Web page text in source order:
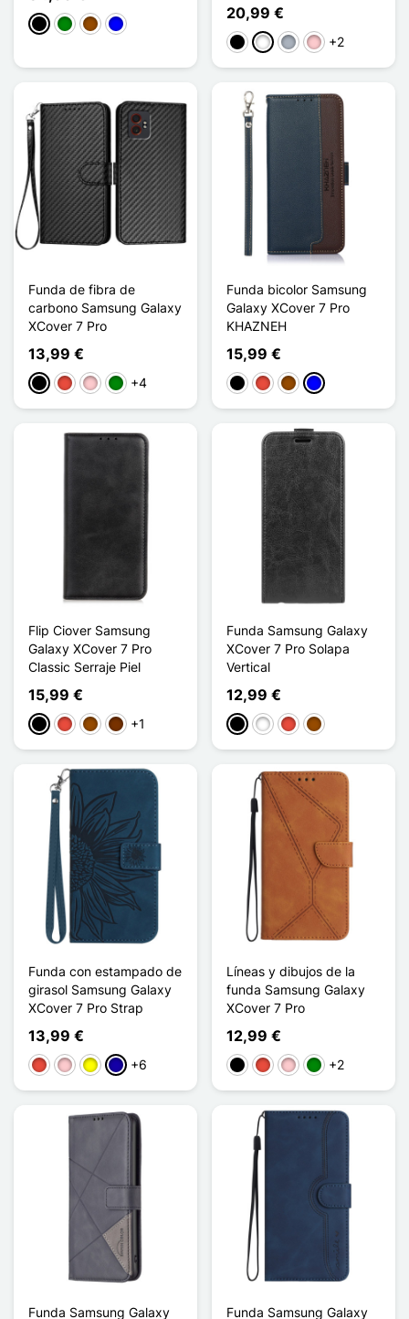
NegroVerdeMarrón
Azul
20,99 €
NegroBlanco
Gris Rosa+2
Funda de fibra de
carbono Samsung Galaxy
XCover 7 Pro
13,99 €
NegroRojoRosaVerde
+4
Funda bicolor Samsung
Galaxy XCover 7 Pro
KHAZNEH
15,99 €
NegroRojoMarrón
Azul
Flip Ciover Samsung
Galaxy XCover 7 Pro
Classic Serraje Piel
15,99 €
NegroRojoMarrónCafé+1
Funda Samsung Galaxy
XCover 7 Pro Solapa
Vertical
12,99 €
NegroBlancoRojoMarrón
Funda con estampado de
girasol Samsung Galaxy
XCover 7 Pro Strap
13,99 €
RojoRosaAmarilloAzul oscuro
+6
Líneas y dibujos de la
funda Samsung Galaxy
XCover 7 Pro
12,99 €
NegroRojoRosaVerde
+2
Funda Samsung Galaxy
Funda Samsung Galaxy